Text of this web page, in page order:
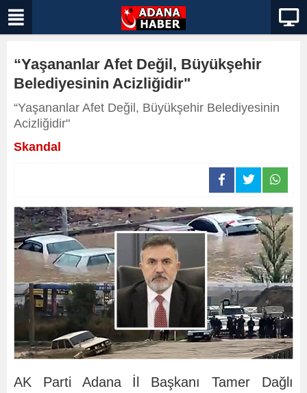
“Yaşananlar Afet Değil, Büyükşehir
Belediyesinin Acizliğidir"
“Yaşananlar Afet Değil, Büyükşehir Belediyesinin
Acizliğidir"
Skandal
AK Parti Adana İl Başkanı Tamer Dağlı